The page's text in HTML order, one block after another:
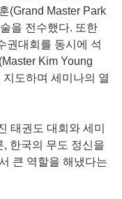
(Grand Master Park
을 전수했다. 또한
권대회를 동시에 석
Kim Young
도하며 세미나의 열
태권도 대회와 세미
한국의 무도 정신을
큰 역할을 해냈다는